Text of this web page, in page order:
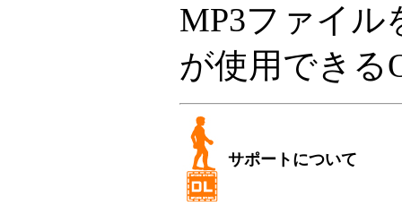
MP3ファイル
が使用できる
サポートについて